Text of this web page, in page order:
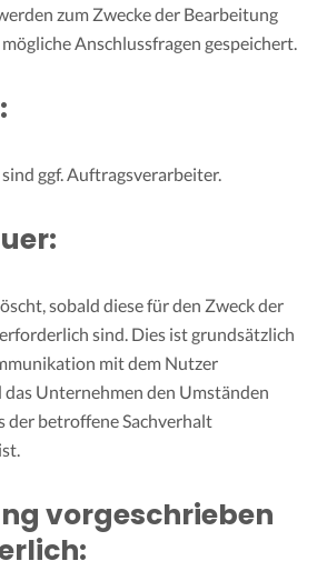
zum Zwecke der Bearbeitung
Anschlussfragen gespeichert.
ggf. Auftragsverarbeiter.
sobald diese für den Zweck der
sind. Dies ist grundsätzlich
mit dem Nutzer
das Unternehmen den Umständen
der betroffene Sachverhalt
vorgeschrieben